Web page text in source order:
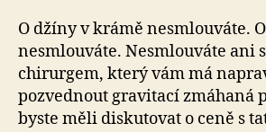
O džíny v krámě nesmlouváte.
nesmlouváte. Nesmlouváte ani
chirurgem, který vám má
pozvednout gravitací zmáhaná
byste měli diskutovat o ceně s